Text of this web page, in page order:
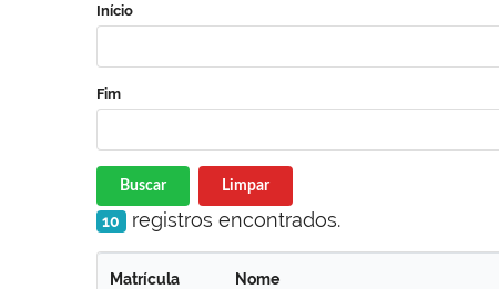
Início
Fim
Buscar Limpar
10 registros encontrados.
Matrícula Nome